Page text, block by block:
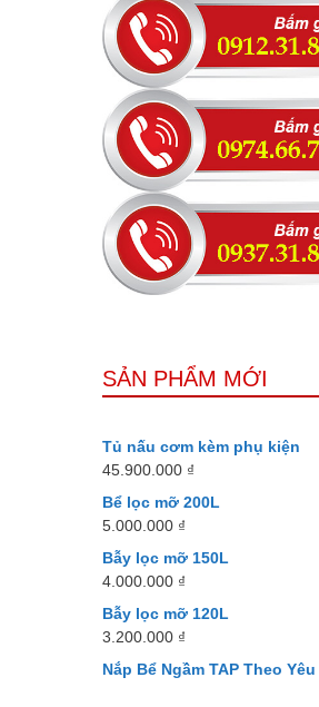
SẢN PHẨM MỚI
Tủ nấu cơm kèm phụ kiện
45.900.000 ₫
Bể lọc mỡ 200L
5.000.000 ₫
Bẫy lọc mỡ 150L
4.000.000 ₫
Bẫy lọc mỡ 120L
3.200.000 ₫
Nắp Bể Ngầm TAP Theo Yêu